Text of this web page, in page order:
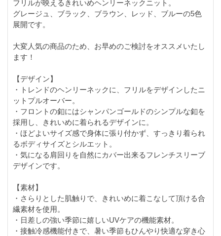
フリルが映えるきれいめヘンリーネックニット。
グレージュ、ブラック、ブラウン、レッド、ブルーの5色
展開です。
大変人気の商品のため、お早めのご検討をオススメいたし
ます！
【デザイン】
・トレンドのヘンリーネックに、フリルをデザインしたニ
ットプルオーバー。
・フロントの釦にはシャンパンゴールドのシンプルな釦を
採用し、きれいめに着られるデザインに。
・ほどよいサイズ感で身体に張り付かず、すっきり着られ
るボディサイズとシルエット。
・気になる肩回りを自然にカバー出来るフレンチスリーブ
デザインです。
【素材】
・さらりとした肌触りで、きれいめに着こなして頂ける合
繊素材を使用。
・日差しの強い季節に嬉しいUVケアの機能素材。
・接触冷感機能付きで、暑い季節もひんやり快適な穿き心